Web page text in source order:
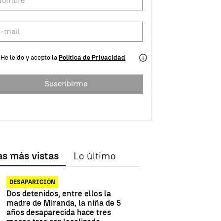
He leído y acepto la Política de Privacidad
Suscribirme
más vistas Lo último
DESAPARICIÓN
Dos detenidos, entre ellos la
madre de Miranda, la niña de 5
años desaparecida hace tres